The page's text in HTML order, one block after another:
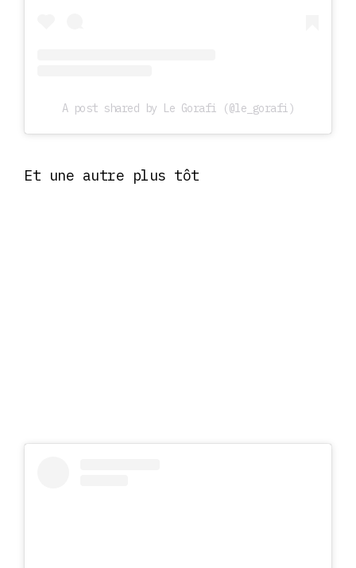
A post shared by Le Gorafi (@le_gorafi)
Et une autre plus tôt